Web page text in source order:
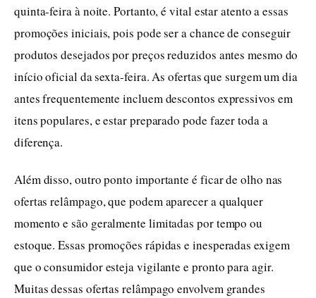
quinta-feira à noite. Portanto, é vital estar atento a essas
promoções iniciais, pois pode ser a chance de conseguir
produtos desejados por preços reduzidos antes mesmo do
início oficial da sexta-feira. As ofertas que surgem um dia
antes frequentemente incluem descontos expressivos em
itens populares, e estar preparado pode fazer toda a
diferença.
Além disso, outro ponto importante é ficar de olho nas
ofertas relâmpago, que podem aparecer a qualquer
momento e são geralmente limitadas por tempo ou
estoque. Essas promoções rápidas e inesperadas exigem
que o consumidor esteja vigilante e pronto para agir.
Muitas dessas ofertas relâmpago envolvem grandes